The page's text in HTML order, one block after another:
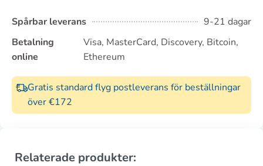
Spårbar leverans
9-21 dagar
Betalning
online
Visa, MasterCard, Discovery, Bitcoin,
Ethereum
Gratis standard flyg postleverans för beställningar
över €172
Relaterade produkter: